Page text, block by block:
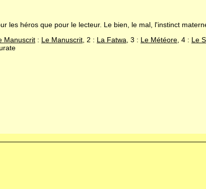
les héros que pour le lecteur. Le bien, le mal, l'instinct
Manuscrit : Le Manuscrit , 2 : La Fatwa , 3 : Le Météore , 4 : Le